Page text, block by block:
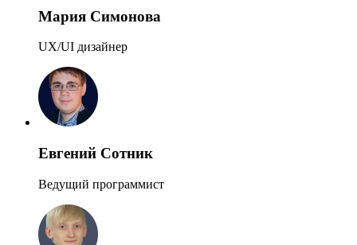
Мария Симонова
UX/UI дизайнер
Евгений Сотник
Ведущий программист